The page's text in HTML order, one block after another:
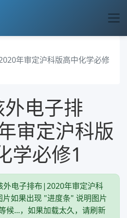
年审定沪科版高中化学必修
电子排
审定沪科版
学必修1
外电子排布|2020年审定沪科
如果出现 "进度条" 说明图片
候...，如果加载太久，请刷新